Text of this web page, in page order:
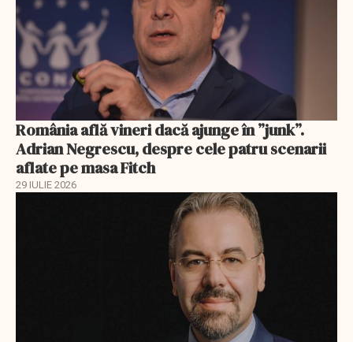
România află vineri dacă ajunge în ”junk”.
Adrian Negrescu, despre cele patru scenarii
aflate pe masa Fitch
29 IULIE 2026